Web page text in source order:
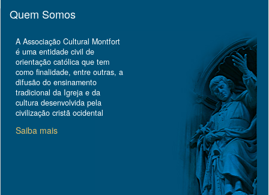
Quem Somos
A Associação Cultural Montfort
é uma entidade civil de
orientação católica que tem
como finalidade, entre outras, a
difusão do ensinamento
tradicional da Igreja e da
cultura desenvolvida pela
civilização cristã ocidental
Saiba mais